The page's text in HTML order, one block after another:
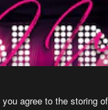
agree to the storing